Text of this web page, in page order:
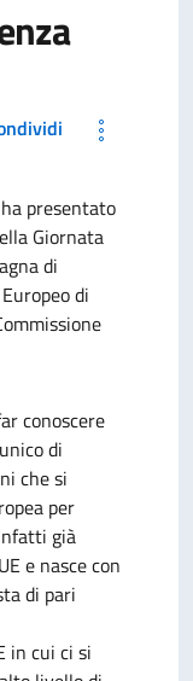
presentato
Giornata
di
di
conoscere
di
che si
per
già
e nasce con
di pari
in cui ci si